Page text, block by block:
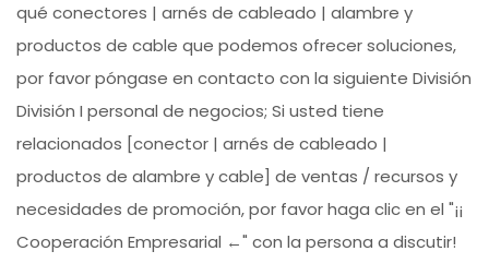
qué conectores | arnés de cableado | alambre y
productos de cable que podemos ofrecer soluciones,
por favor póngase en contacto con la siguiente División
División I personal de negocios; Si usted tiene
relacionados [conector | arnés de cableado |
productos de alambre y cable] de ventas / recursos y
necesidades de promoción, por favor haga clic en el "¡¡
Cooperación Empresarial ←" con la persona a discutir!